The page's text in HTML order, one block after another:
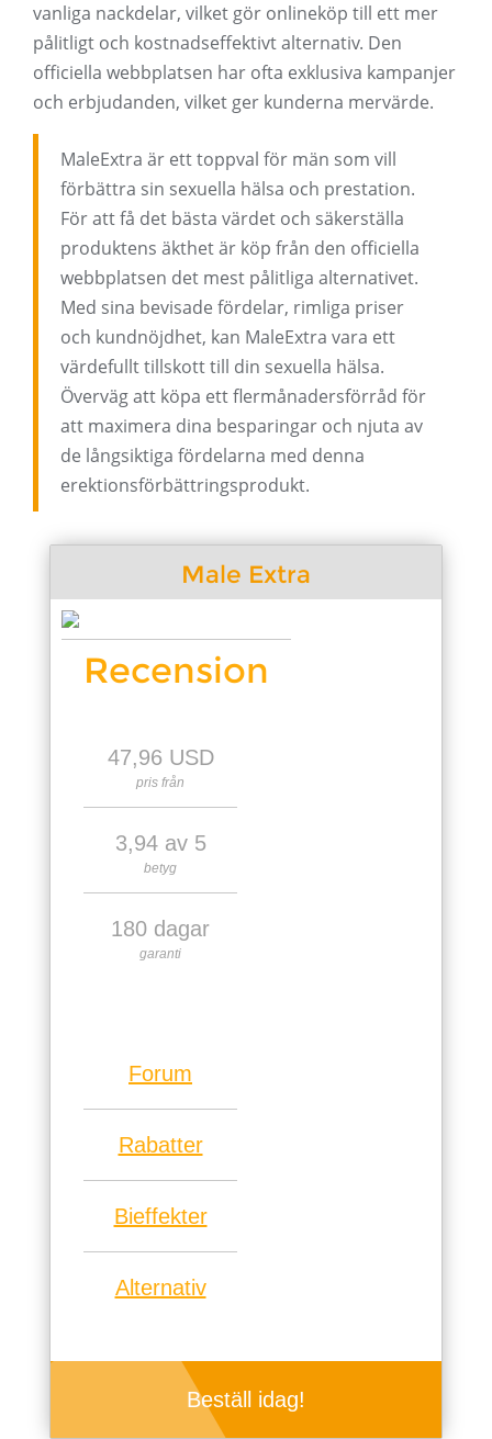
vanliga nackdelar, vilket gör onlineköp till ett mer
pålitligt och kostnadseffektivt alternativ. Den
officiella webbplatsen har ofta exklusiva kampanjer
och erbjudanden, vilket ger kunderna mervärde.
MaleExtra är ett toppval för män som vill
förbättra sin sexuella hälsa och prestation.
För att få det bästa värdet och säkerställa
produktens äkthet är köp från den officiella
webbplatsen det mest pålitliga alternativet.
Med sina bevisade fördelar, rimliga priser
och kundnöjdhet, kan MaleExtra vara ett
värdefullt tillskott till din sexuella hälsa.
Överväg att köpa ett flermånadersförråd för
att maximera dina besparingar och njuta av
de långsiktiga fördelarna med denna
erektionsförbättringsprodukt.
Male Extra
Recension
47,96 USD
pris från
3,94 av 5
betyg
180 dagar
garanti
Forum
Rabatter
Bieffekter
Alternativ
Beställ idag!